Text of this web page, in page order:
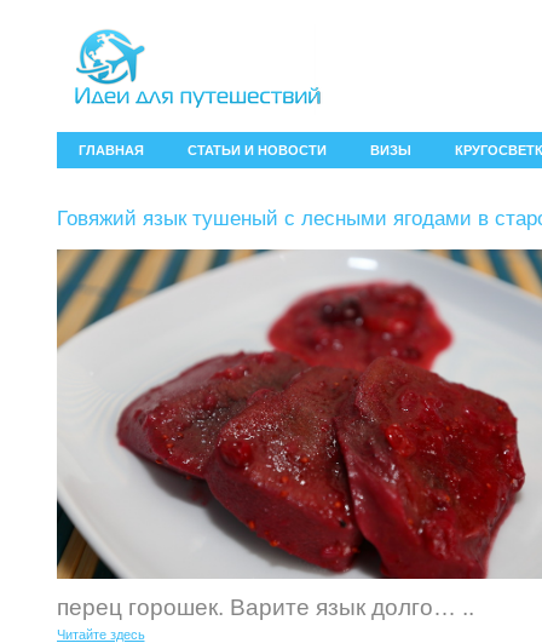
ГЛАВНАЯ СТАТЬИ И НОВОСТИ ВИЗЫ
Говяжий язык тушеный с лесными ягодами в
перец горошек. Варите язык долго… ..
Читайте здесь